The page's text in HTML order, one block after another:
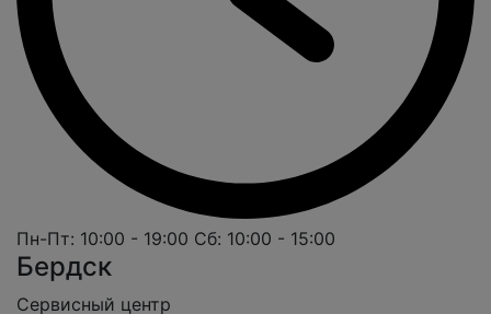
Пн-Пт: 10:00 - 19:00 Сб: 10:00 - 15:00
Бердск
Cервисный центр